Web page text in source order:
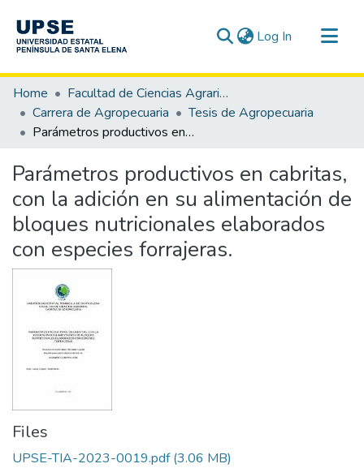
Log In (current)
Communities & Collections
All of DSpace
Statistics
Home
Facultad de Ciencias Agrarias
Carrera de Agropecuaria
Tesis de Agropecuaria
Parámetros productivos en cabritas, con la adición en su alimentación de bloques nutricionales elaborados con especies forrajeras.
Parámetros productivos en cabritas,
con la adición en su alimentación de
bloques nutricionales elaborados
con especies forrajeras.
Files
UPSE-TIA-2023-0019.pdf(3.06 MB)